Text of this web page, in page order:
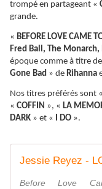
trompé en partageant «
grande.
« BEFORE LOVE CAME
Fred Ball, The Monarch,
époque comme à titre
Gone Bad » de Rihanna
Nos titres préférés sont «
« COFFIN », « LA
DARK » et « I DO ».
Before Love